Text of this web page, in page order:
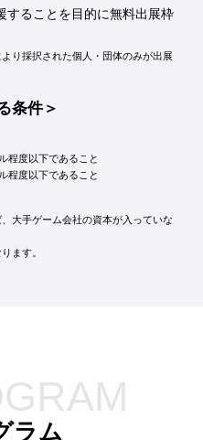
することを目的に無料出展枠
り採択された個人・団体のみが出展
条件＞
程度以下であること
程度以下であること
大手ゲーム会社の資本が入っていな
ます。
ラム